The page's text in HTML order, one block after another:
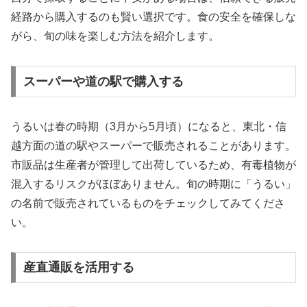
経路から購入するのも賢い選択です。食の安全を確保しな
がら、旬の味を楽しむ方法を紹介します。
スーパーや道の駅で購入する
うるいは春の時期（3月から5月頃）になると、東北・信
越方面の道の駅やスーパーで販売されることがあります。
市販品は生産者が管理して出荷しているため、有毒植物が
混入するリスクがほぼありません。旬の時期に「うるい」
の名前で販売されているものをチェックしてみてくださ
い。
産直通販を活用する